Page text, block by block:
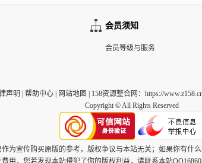
会员须知
会员等级与服务
声明 帮助中心 网站地图 158资源整合网 ：https://
Copyright © All Rights Reserved
为宣传购买原版的参考，版权争议与本站无关；如果你有
用，您若发现本站侵犯了你的版权利益，请联系本站